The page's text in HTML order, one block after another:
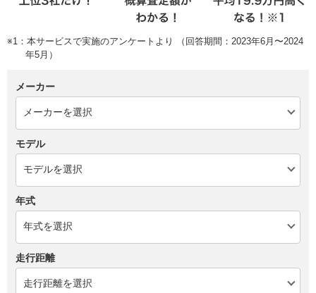
※1：本サービスで実施のアンケートより （回答期間：2023年6月〜2024
年5月）
メーカー
モデル
年式
走行距離